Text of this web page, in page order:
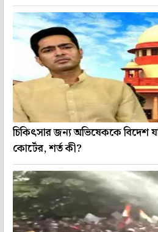
চিকিৎসার জন্য অভিষেককে বিদেশ
কোর্টের, শর্ত কী?